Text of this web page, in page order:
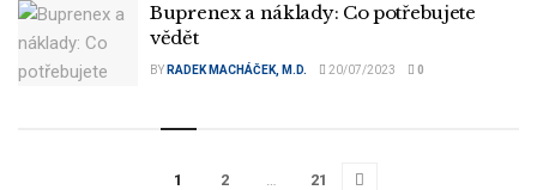
Buprenex a náklady: Co potřebujete
vědět
BY RADEK MACHÁČEK, M.D. 20/07/2023 0
1 2 21